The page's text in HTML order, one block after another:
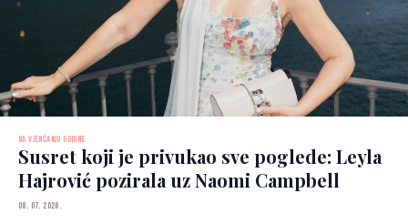
NA VJENČANJU GODINE
Susret koji je privukao sve poglede: Leyla
Hajrović pozirala uz Naomi Campbell
08. 07. 2026.